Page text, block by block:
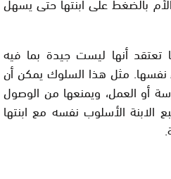
تعتقد أنها ليست جيدة بما فيه
نفسها. مثل هذا السلوك يمكن أن
أو العمل، ويمنعها من الوصول
الابنة الأسلوب نفسه مع ابنتها